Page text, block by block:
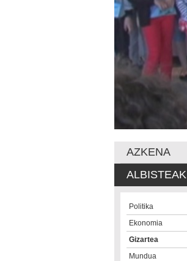
AZKENA
ALBISTEAK
Politika
Ekonomia
Gizartea
Mundua